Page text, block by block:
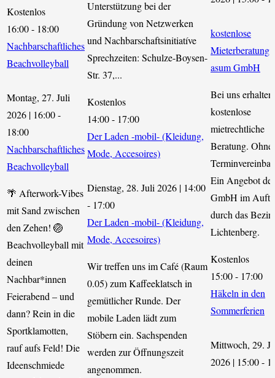
Kostenlos
16:00- 18:00
Nachbarschaftliches
Beachvolleyball
Montag, 27. Juli
2026 | 16:00-
18:00
Nachbarschaftliches
Beachvolleyball
🌴 Afterwork-Vibes
mit Sand zwischen
den Zehen! 🏐
Beachvolleyball mit
deinen
Nachbar*innen
Feierabend – und
dann? Rein in die
Sportklamotten,
rauf aufs Feld! Die
Ideenschmiede
Unterstützung bei der
Gründung von Netzwerken
und Nachbarschaftsinitiatíve
Sprechzeiten: Schulze-Boysen-
Str. 37,...
Kostenlos
14:00- 17:00
Der Laden -mobil- (Kleidung,
Mode, Accesoires)
Dienstag, 28. Juli 2026 | 14:00
- 17:00
Der Laden -mobil- (Kleidung,
Mode, Accesoires)
Wir treffen uns im Café (Raum
0.05) zum Kaffeeklatsch in
gemütlicher Runde. Der
mobile Laden lädt zum
Stöbern ein. Sachspenden
werden zur Öffnungszeit
angenommen.
kostenlose
Mieterberatung
asum GmbH
Bei uns
kostenlose
mietrechtliche
Beratung. Ohne
Ein Angebot
GmbH im
durch das
Lichtenberg.
Kostenlos
15:00- 17:00
Häkeln in den
Sommerferien
Mittwoch, 29.
2026 | 15:00-